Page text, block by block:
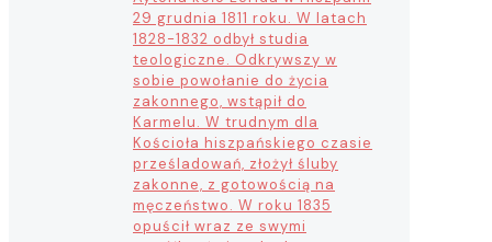
29 grudnia 1811 roku. W latach
1828-1832 odbył studia
teologiczne. Odkrywszy w
sobie powołanie do życia
zakonnego, wstąpił do
Karmelu. W trudnym dla
Kościoła hiszpańskiego czasie
prześladowań, złożył śluby
zakonne, z gotowością na
męczeństwo. W roku 1835
opuścił wraz ze swymi